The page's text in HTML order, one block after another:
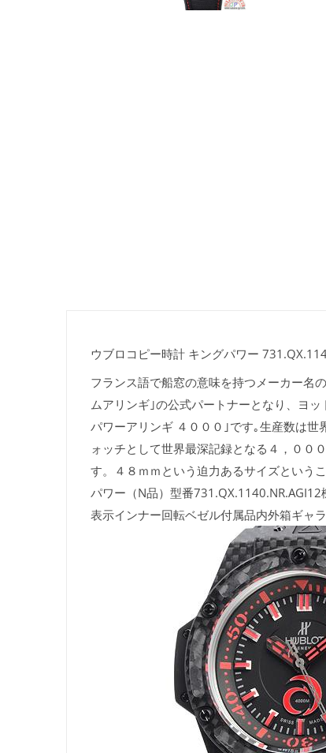
ウブロコピー時計 キングパワー
フランス語で船窓の意味を持つメーカー名
ムアリンギ｣の公式パートナーとなり、ヨ
パワーアリンギ ４０００｣です｡生産数は
ォッチとして世界最深記録となる４，００
す。４８ｍｍという迫力あるサイズという
パワー（N品）型番
表示インナー回転ベゼル付属品内外箱ギャ